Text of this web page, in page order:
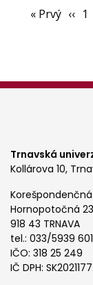
First
« Prvý ‹‹ 1
Trnavská
Kollárova 10,
Hornopotočná 23
918 43 TRNAVA
tel.: 033/5939 601
IČO: 318 25 249
IČ DPH: